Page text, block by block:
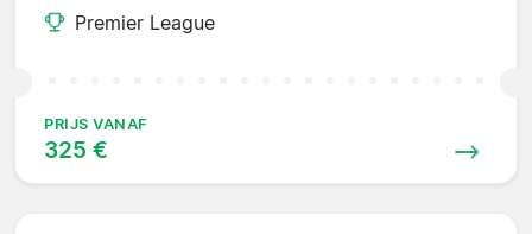
Premier League
PRIJS VANAF
325 €